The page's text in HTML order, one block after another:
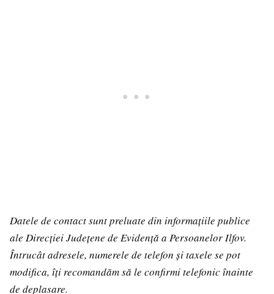
Datele de contact sunt preluate din informațiile publice
ale Direcției Județene de Evidență a Persoanelor Ilfov.
Întrucât adresele, numerele de telefon și taxele se pot
modifica, îți recomandăm să le confirmi telefonic înainte
de deplasare.